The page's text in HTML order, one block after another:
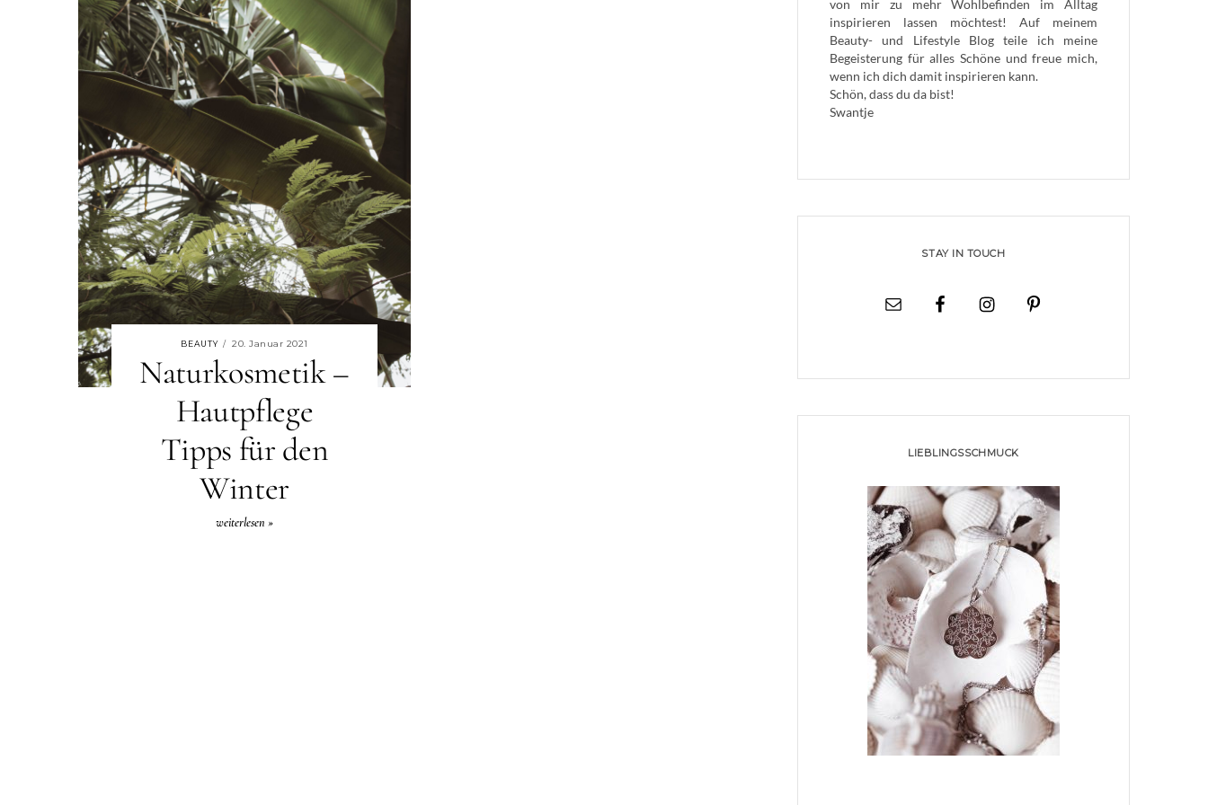
BEAUTY / 20. Januar 2021
Naturkosmetik –
Hautpflege
Tipps für den
Winter
weiterlesen »
von mir zu mehr Wohlbefinden im Alltag
inspirieren lassen möchtest! Auf meinem
Beauty- und Lifestyle Blog teile ich meine
Begeisterung für alles Schöne und freue mich,
wenn ich dich damit inspirieren kann.
Schön, dass du da bist!
Swantje
STAY IN TOUCH
LIEBLINGSSCHMUCK